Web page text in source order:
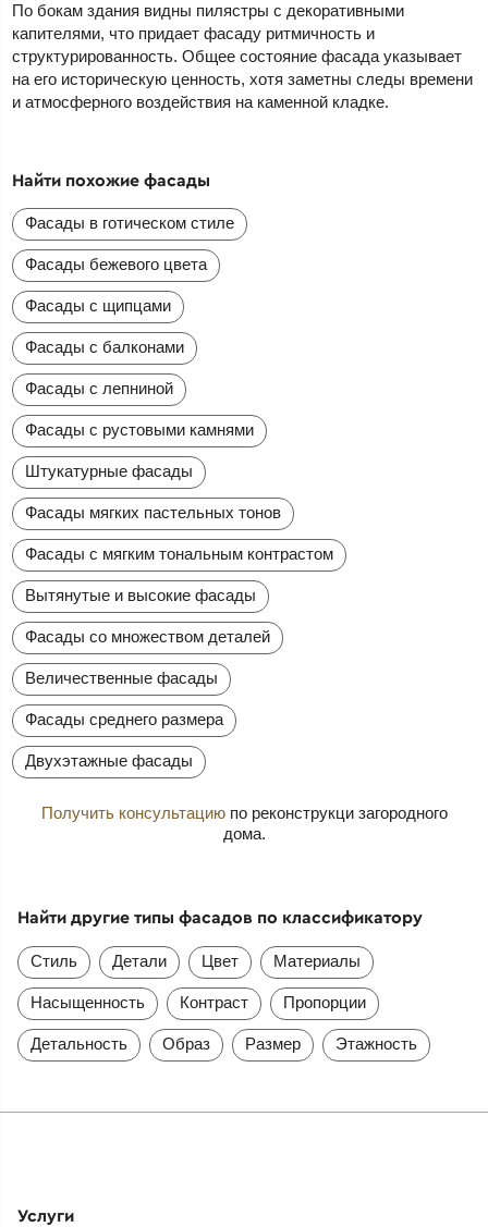
По бокам здания видны пилястры с декоративными
капителями, что придает фасаду ритмичность и
структурированность. Общее состояние фасада указывает
на его историческую ценность, хотя заметны следы времени
и атмосферного воздействия на каменной кладке.
Найти похожие фасады
Фасады в готическом стиле
Фасады бежевого цвета
Фасады с щипцами
Фасады с балконами
Фасады с лепниной
Фасады с рустовыми камнями
Штукатурные фасады
Фасады мягких пастельных тонов
Фасады с мягким тональным контрастом
Вытянутые и высокие фасады
Фасады со множеством деталей
Величественные фасады
Фасады среднего размера
Двухэтажные фасады
Получить консультациюпо реконструкци загородного
дома.
Найти другие типы фасадов по классификатору
Стиль Детали Цвет Материалы
Насыщенность Контраст Пропорции
Детальность Образ Размер Этажность
Услуги